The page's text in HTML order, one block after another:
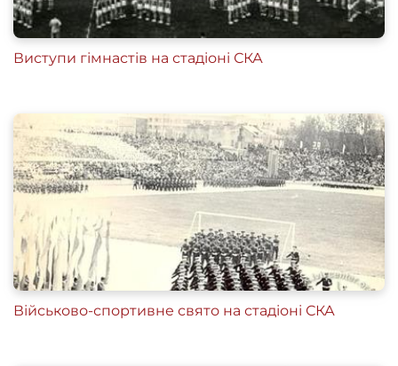
Виступи гімнастів на стадіоні СКА
Військово-спортивне свято на стадіоні СКА